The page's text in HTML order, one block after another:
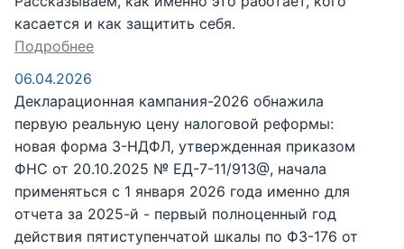
касается и как защитить себя.
Подробнее
06.04.2026
Декларационная кампания-2026 обнажила
первую реальную цену налоговой реформы:
новая форма 3-НДФЛ, утвержденная приказом
ФНС от 20.10.2025 № ЕД-7-11/913@, начала
применяться с 1 января 2026 года именно для
отчета за 2025-й - первый полноценный год
действия пятиступенчатой шкалы по ФЗ-176 от